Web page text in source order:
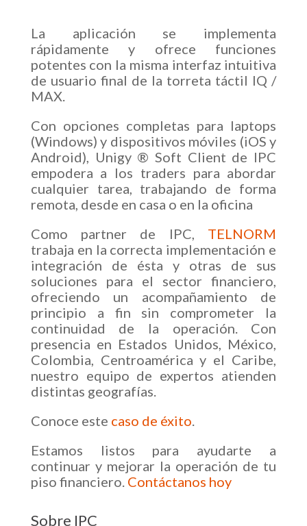
La aplicación se implementa
rápidamente y ofrece funciones
potentes con la misma interfaz intuitiva
de usuario final de la torreta táctil IQ /
MAX.
Con opciones completas para laptops
(Windows) y dispositivos móviles (iOS y
Android), Unigy ® Soft Client de IPC
empodera a los traders para abordar
cualquier tarea, trabajando de forma
remota, desde en casa o en la oficina
Como partner de IPC, TELNORM
trabaja en la correcta implementación e
integración de ésta y otras de sus
soluciones para el sector financiero,
ofreciendo un acompañamiento de
principio a fin sin comprometer la
continuidad de la operación. Con
presencia en Estados Unidos, México,
Colombia, Centroamérica y el Caribe,
nuestro equipo de expertos atienden
distintas geografías.
Conoce este caso de éxito.
Estamos listos para ayudarte a
continuar y mejorar la operación de tu
piso financiero. Contáctanos hoy
Sobre IPC